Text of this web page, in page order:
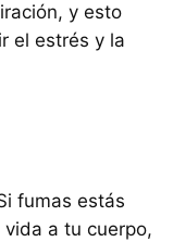
y esto
el estrés y la
fumas estás
a tu cuerpo,